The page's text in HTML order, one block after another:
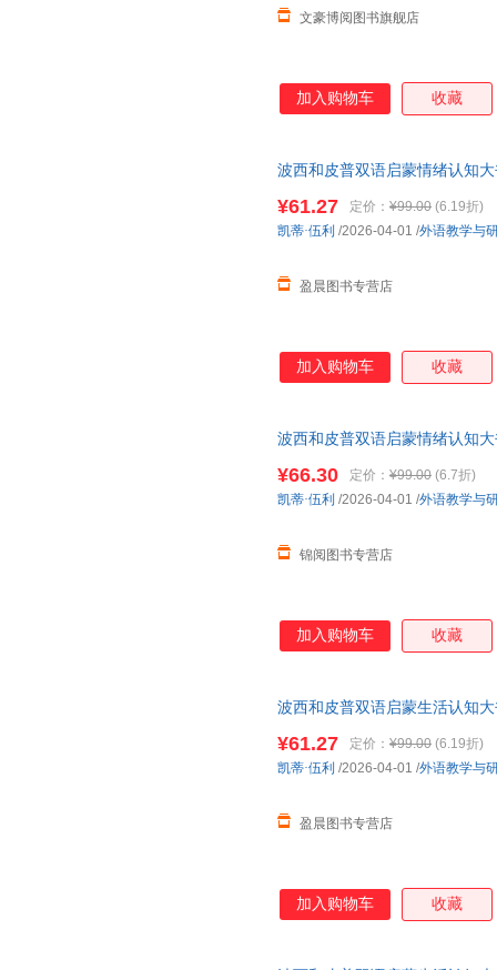
文豪博阅图书旗舰店
加入购物车 收藏
波西和皮普双语启蒙情绪认知
¥61.27 定价： ¥99.00 (6.19折)
盈晨图书专营店
凯蒂·伍利 /2026-04-01 /外语教学与
加入购物车 收藏
波西和皮普双语启蒙情绪认知
¥66.30 定价： ¥99.00 (6.7折)
锦阅图书专营店
凯蒂·伍利 /2026-04-01 /外语教学与
加入购物车 收藏
波西和皮普双语启蒙生活认知
¥61.27 定价： ¥99.00 (6.19折)
盈晨图书专营店
凯蒂·伍利 /2026-04-01 /外语教学与
加入购物车 收藏